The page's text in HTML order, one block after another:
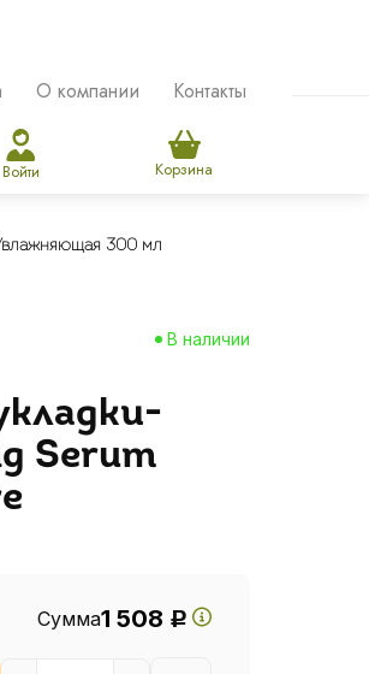
О компании Контакты
Войти Корзина
300 мл
В наличии
Serum
Сумма1 508 Р